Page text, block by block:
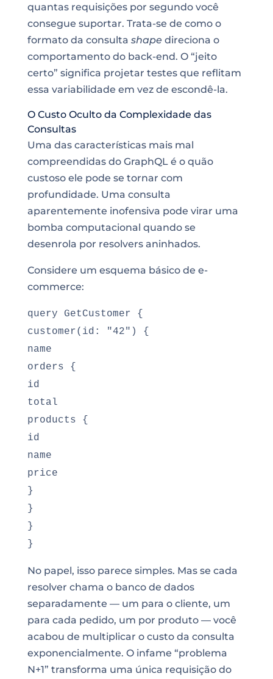
quantas requisições por segundo você
consegue suportar. Trata-se de como o
formato da consulta shapedireciona o
comportamento do back-end. O “jeito
certo” significa projetar testes que reflitam
essa variabilidade em vez de escondê-la.
O Custo Oculto da Complexidade das
Consultas
Uma das características mais mal
compreendidas do GraphQL é o quão
custoso ele pode se tornar com
profundidade. Uma consulta
aparentemente inofensiva pode virar uma
bomba computacional quando se
desenrola por resolvers aninhados.
Considere um esquema básico de e-
commerce:
query GetCustomer {
customer(id: "42") {
name
orders {
id
total
products {
id
name
price
}
}
}
}
No papel, isso parece simples. Mas se cada
resolver chama o banco de dados
separadamente — um para o cliente, um
para cada pedido, um por produto — você
acabou de multiplicar o custo da consulta
exponencialmente. O infame “problema
N+1” transforma uma única requisição do